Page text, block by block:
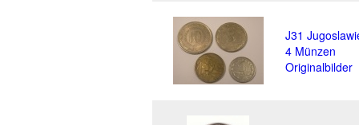
J31
4 Münzen
Originalbilder